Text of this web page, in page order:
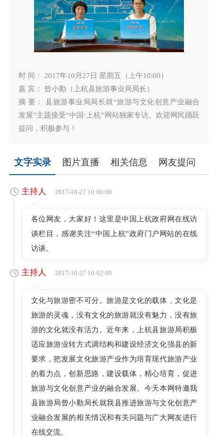
时 间： 2017年10月27日 星期五（上午10:00）
嘉 宾： 曾小勤（上杭县旅游事业局局长）
摘 要： 县旅游事业局局长就“旅游与文化创意产业融合
发展”主题接受“中国·上杭”网站独家专访。欢迎网民踊跃
提问，积极参与！
文字实录 图片直播 相关信息 网友提问
主持人 2017-10-27 10:00:00
各位网友，大家好！这里是中国上杭政府网在线访
谈栏目，感谢关注“中国上杭”政府门户网站的在线
访谈。
主持人 2017-10-27 10:02:00
文化与旅游密不可分。旅游是文化的载体，文化是
旅游的灵魂，没有文化的旅游就没有魅力，没有旅
游的文化就没有活力。近年来，上杭县旅游局积极
适应旅游业转方式调结构和建设经济文化强县的新
要求，把发展文化旅游产业作为培育现代旅游产业
的着力点，创新思路，建设载体，精心培育，促进
旅游与文化创意产业的融合发展。今天本网特邀我
县旅游局曾小勤局长就我县推进旅游与文化创意产
业融合发展的相关情况和有关问题与广大网友进行
在线交流。